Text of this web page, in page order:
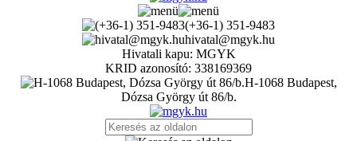
(+36-1) 351-9483
hivatal@mgyk.hu
Hivatali kapu: MGYK
KRID azonosító: 338169369
H-1068 Budapest,
Dózsa György út 86/b.